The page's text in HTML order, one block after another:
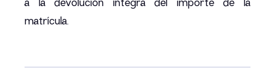
a la devolución íntegra del importe de la
matrícula.